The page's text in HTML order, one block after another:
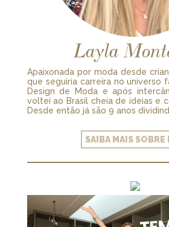
Layla
Apaixonada por moda desde
que seguiria carreira no universo
Design de Moda e após
voltei ao Brasil cheia de ideias e
Desde então já são 9 anos
SAIBA MAIS SOBRE